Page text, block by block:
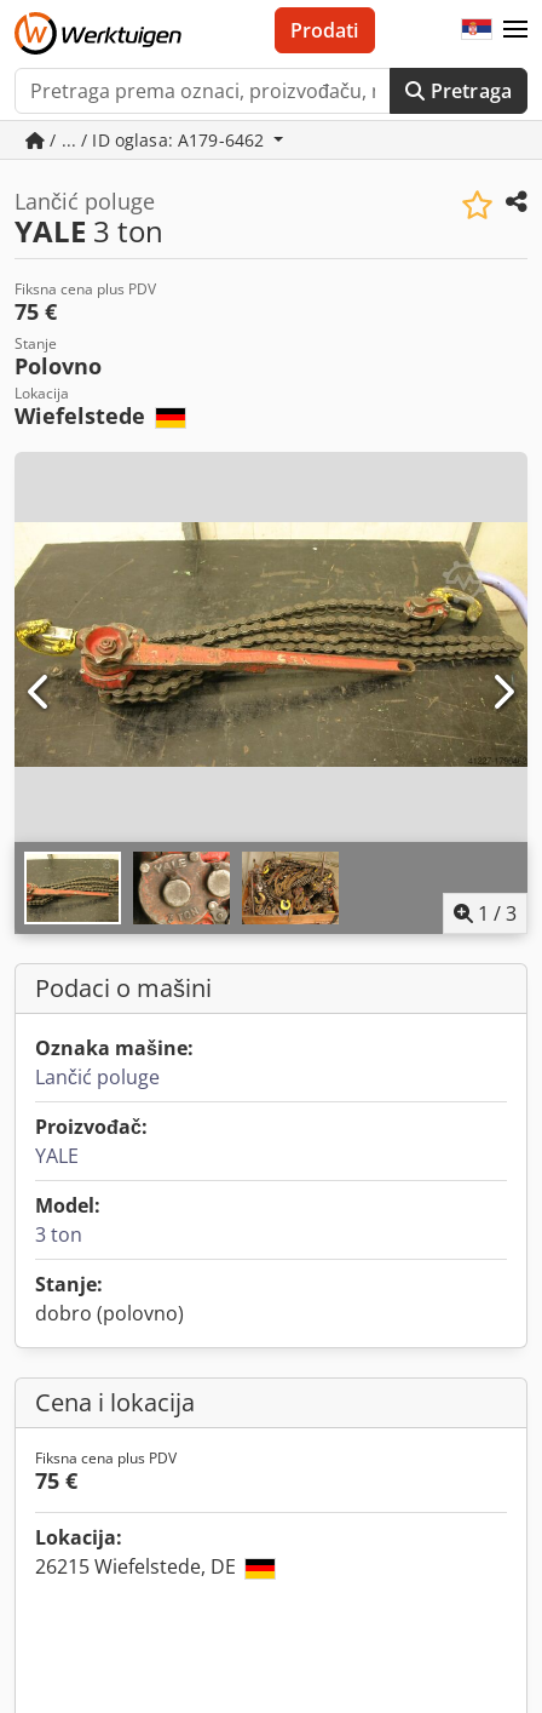
Pretraga
Prodati
/ ... / ID oglasa: A179-6462
Lančić poluge
YALE 3 ton
Fiksna cena plus PDV
75 €
Stanje
Polovno
Lokacija
Wiefelstede
1 /3
Podaci o mašini
Oznaka mašine:
Lančić poluge
Proizvođač:
YALE
Model:
3 ton
Stanje:
dobro (polovno)
Cena i lokacija
Fiksna cena plus PDV
75 €
Lokacija:
26215 Wiefelstede, DE